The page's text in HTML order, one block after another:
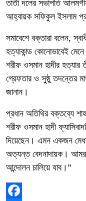
তাতী দলের সভাপতি
আহ্বায়ক সফিকুল ইসলাম
সমাবেশে বক্তারা বলেন,
হত্যাকান্ড কোনোভাবেই
শরীফ ওসমান হাদীর হত্যার
গ্রেফতার ও সুষ্ঠু তদন্তের
জানান।
প্রধান অতিথির বক্তব্যে
শরীফ ওসমান হাদী
দিয়েছেন। এমন একজন
অত্যন্ত বেদনাদায়ক। আমরা
আন্দোলন চালিয়ে যাব।”